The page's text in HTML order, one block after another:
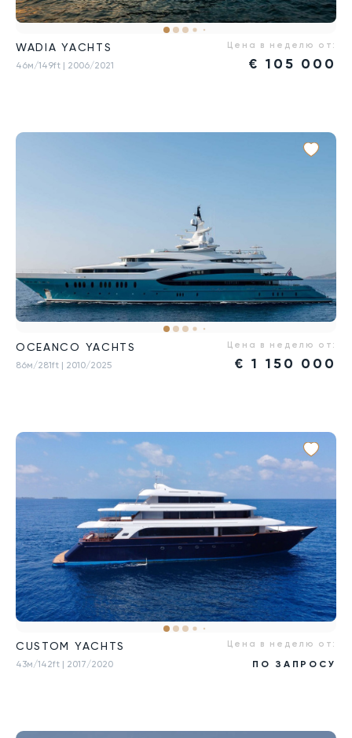
WADIA YACHTS
46м/149ft | 2006/2021
Цена в неделю от:
€ 105 000
OCEANCO YACHTS
86м/281ft | 2010/2025
Цена в неделю от:
€1 150 000
CUSTOM YACHTS
43м/142ft | 2017/2020
Цена в неделю от:
ПО ЗАПРОСУ